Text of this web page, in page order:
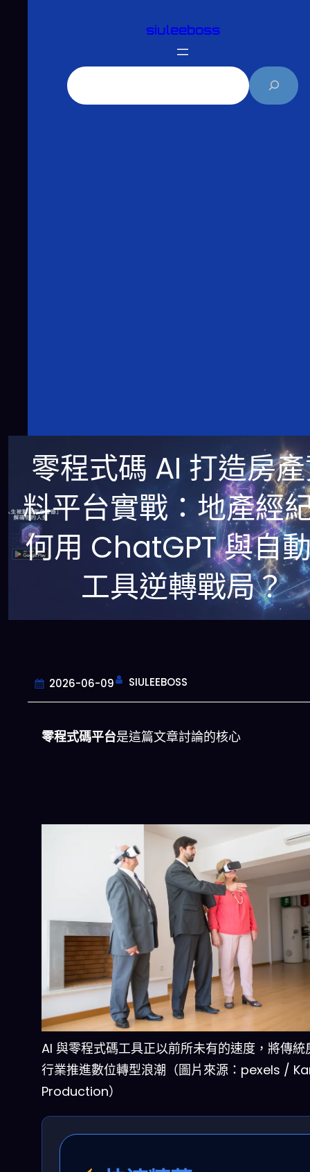
siuleeboss
零程式碼 AI 打造房
料平台實戰：地產經
何用 ChatGPT 與自
工具逆轉戰局？
2026-06-09 SIULEEBOSS
零程式碼平台是這篇文章討論的核心
AI 與零程式碼工具正以前所未有的速度，將傳統
行業推進數位轉型浪潮（圖片來源：pexels /
Production）